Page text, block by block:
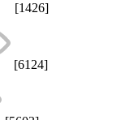
[1426]
[6124]